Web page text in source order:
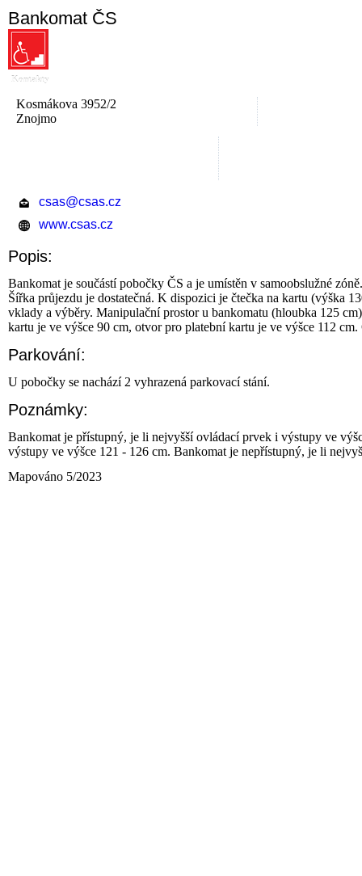
Bankomat ČS
Kontakty
Kosmákova 3952/2
Znojmo
csas@csas.cz
www.csas.cz
Popis:
Bankomat je součástí pobočky ČS a je umístěn v samoobslužné
Šířka průjezdu je dostatečná. K dispozici je čtečka na kartu (výška
vklady a výběry. Manipulační prostor u bankomatu (hloubka 125
kartu je ve výšce 90 cm, otvor pro platební kartu je ve výšce 112
Parkování:
U pobočky se nachází 2 vyhrazená parkovací stání.
Poznámky:
Bankomat je přístupný, je li nejvyšší ovládací prvek i výstupy ve
výstupy ve výšce 121 - 126 cm. Bankomat je nepřístupný, je li
Mapováno 5/2023